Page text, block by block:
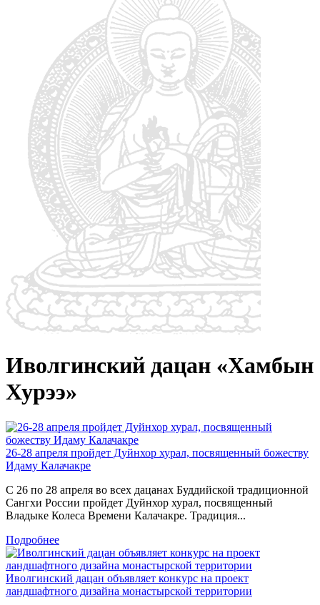
Иволгинский дацан «Хамбын
Хурээ»
26-28 апреля пройдет Дуйнхор хурал, посвященный божеству
Идаму Калачакре
С 26 по 28 апреля во всех дацанах Буддийской традиционной
Сангхи России пройдет Дуйнхор хурал, посвященный
Владыке Колеса Времени Калачакре. Традиция...
Подробнее
Иволгинский дацан объявляет конкурс на проект
ландшафтного дизайна монастырской территории